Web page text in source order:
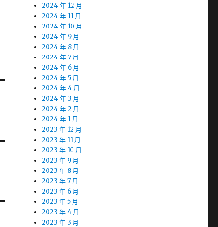
2024 年 12 月
2024 年 11 月
2024 年 10 月
2024 年 9 月
2024 年 8 月
2024 年 7 月
2024 年 6 月
2024 年 5 月
2024 年 4 月
2024 年 3 月
2024 年 2 月
2024 年 1 月
2023 年 12 月
2023 年 11 月
2023 年 10 月
2023 年 9 月
2023 年 8 月
2023 年 7 月
2023 年 6 月
2023 年 5 月
2023 年 4 月
2023 年 3 月